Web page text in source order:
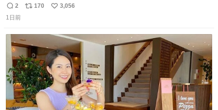
同等の重さだそうです。 鑑賞者は一つ持ち帰れますが、亡
くなった人の一部を持ち帰っているような感覚になりまし
術館
返
信
2
リ
ト
数
170
い
3,056
1日前